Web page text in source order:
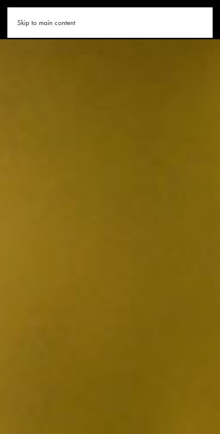
Skip to main content
WANDERN.CO